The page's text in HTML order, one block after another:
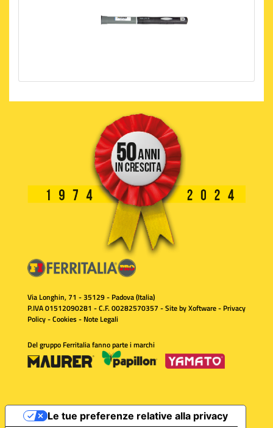
Via Longhin, 71 - 35129 - Padova (Italia)
P.IVA 01512090281 - C.F. 00282570357 - Site byXoftware- Privacy
Policy-Cookies- Note Legali
Del gruppo Ferritalia fanno parte i marchi
Le tue preferenze relative alla privacy